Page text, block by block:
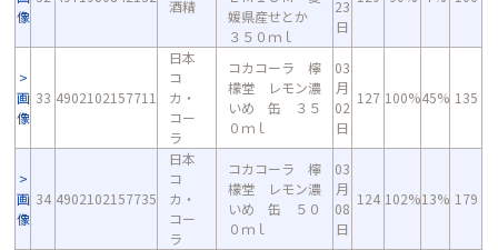
像
酒精
媛県産せとか
３５０ｍｌ
23
日
画
像
33 4902102157711
日本
コ
カ・
コー
ラ
コカコーラ 檸
檬堂 レモン濃
いめ 缶 ３５
０ｍｌ
03
月
02
日
127 100%45% 135
画
像
34 4902102157735
日本
コ
カ・
コー
ラ
コカコーラ 檸
檬堂 レモン濃
いめ 缶 ５０
０ｍｌ
03
月
08
日
124 102%13% 179